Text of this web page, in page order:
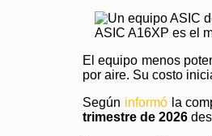
ASIC A16XP es el
El equipo menos
por aire. Su costo
Según informóla
trimestre de 2026